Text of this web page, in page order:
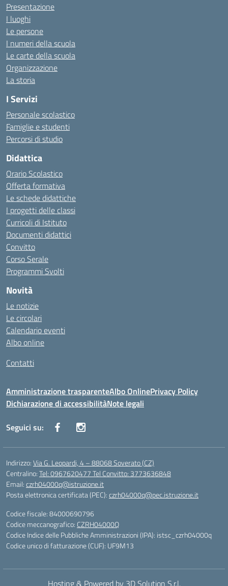
Presentazione
I luoghi
Le persone
I numeri della scuola
Le carte della scuola
Organizzazione
La storia
I Servizi
Personale scolastico
Famiglie e studenti
Percorsi di studio
Didattica
Orario Scolastico
Offerta formativa
Le schede didattiche
I progetti delle classi
Curricoli di Istituto
Documenti didattici
Convitto
Corso Serale
Programmi Svolti
Novità
Le notizie
Le circolari
Calendario eventi
Albo online
Contatti
Amministrazione trasparenteAlbo OnlinePrivacy Policy
Dichiarazione di accessibilitàNote legali
Seguici su:
Indirizzo:Via G. Leopardi, 4 – 88068 Soverato (CZ)
Centralino:Tel: 0967620477 Tel Convitto: 3773636848
Email:czrh04000q@istruzione.it
Posta elettronica certificata (PEC):czrh04000q@pec.istruzione.it
Codice fiscale: 84000690796
Codice meccanografico: CZRH04000Q
Codice Indice delle Pubbliche Amministrazioni (IPA): istsc_czrh04000q
Codice unico di fatturazione (CUF): UF9M13
Hosting & Powered by 3D Solution S.r.l.